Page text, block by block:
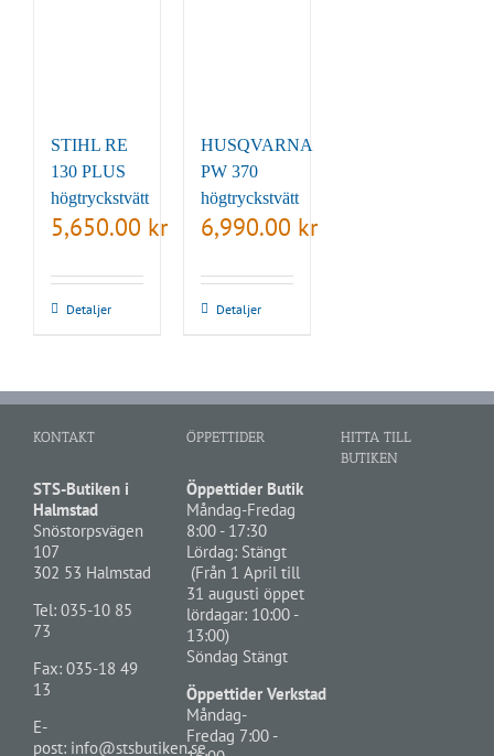
STIHL RE
130 PLUS
högtryckstvätt
5,650.00 kr
Detaljer
HUSQVARNA
PW 370
högtryckstvätt
6,990.00 kr
Detaljer
KONTAKT
STS-Butiken i
Halmstad
Snöstorpsvägen
107
302 53 Halmstad
Tel: 035-10 85
73
Fax: 035-18 49
13
E-
post: info@stsbutiken.se
ÖPPETTIDER
Öppettider Butik
Måndag-Fredag
8:00 - 17:30
Lördag: Stängt
(Från 1 April till
31 augusti öppet
lördagar: 10:00 -
13:00)
Söndag Stängt
Öppettider Verkstad
Måndag-
Fredag 7:00 -
HITTA TILL
BUTIKEN